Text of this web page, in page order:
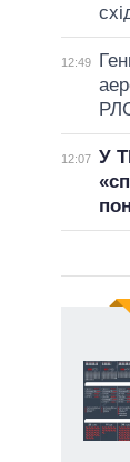
12:49
12:07 У